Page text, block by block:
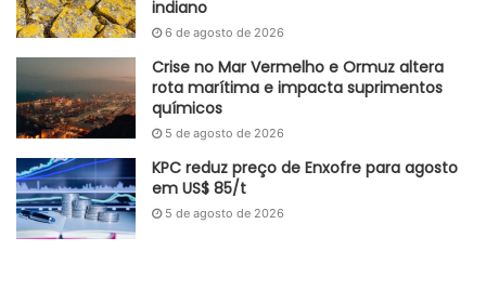
Fonte FGV
INCC
INCC-M
indiano
6 de agosto de 2026
Crise no Mar Vermelho e Ormuz altera
rota marítima e impacta suprimentos
químicos
5 de agosto de 2026
KPC reduz preço de Enxofre para agosto
em US$ 85/t
5 de agosto de 2026